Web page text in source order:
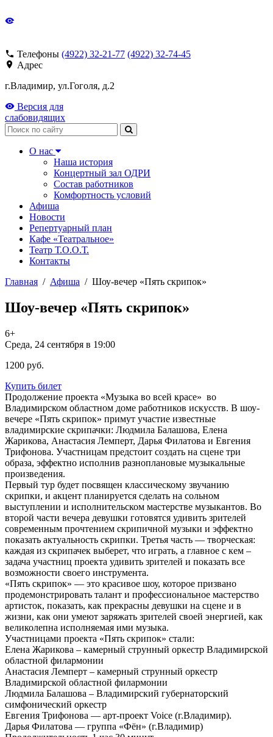
Телефоны (4922) 32-21-77 (4922) 32-74-45
Адрес
г.Владимир, ул.Гоголя, д.2
Версия для
слабовидящих
Поиск
О нас
Наша история
Концертный зал ОДРИ
Состав работников
Комфортность условий
Афиша
Новости
Репертуарный план
Кафе «Театральное»
Театр Т.О.О.Т.
Контакты
Главная / Афиша / Шоу-вечер «Пять скрипок»
Шоу-вечер «Пять скрипок»
6+
Среда, 24 сентября в 19:00
1200 руб.
Купить билет
Продолжение проекта «Музыка во всей красе» во
Владимирском областном доме работников искусств. В шоу-
вечере «Пять скрипок» примут участие известные
владимирские скрипачки: Людмила Балашова, Елена
Жарикова, Анастасия Лемперт, Дарья Филатова и Евгения
Трифонова. Участницам предстоит создать на сцене три
образа, эффектно исполнив разноплановые музыкальные
произведения.
Первый тур будет посвящен классическому звучанию
скрипки, и акцент планируется сделать на сольном
выступлении и исполнительском мастерстве музыкантов. Во
второй части вечера девушки готовятся удивить зрителей
современным прочтением скрипичной музыки и эффектно
показать актуальность скрипки. Третья часть — творческая:
каждая из скрипачек выберет, что играть, а главное с кем –
задача участниц проекта удивить зрителей и показать все
возможности своего инструмента.
«Пять скрипок» — это красивое шоу, которое призвано
продемонстрировать талант и профессиональное мастерство
артисток, показать, как прекрасны девушки на сцене и в
жизни, как они умеют заряжать зрителей своей энергией, как
великолепна исполняемая ими музыка.
Участницами проекта «Пять скрипок» стали:
Елена Жарикова – камерный струнный оркестр Владимирской
областной филармонии
Анастасия Лемперт – камерный струнный оркестр
Владимирской областной филармонии
Людмила Балашова – Владимирский губернаторский
симфонический оркестр
Евгения Трифонова — арт-проект Voice (г.Владимир).
Дарья Филатова — группа «Фён» (г.Владимир)